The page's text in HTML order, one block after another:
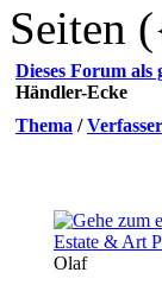
Seiten
Dieses Forum als
Händler-Ecke
Thema /Verfasser
Estate & Art
Olaf